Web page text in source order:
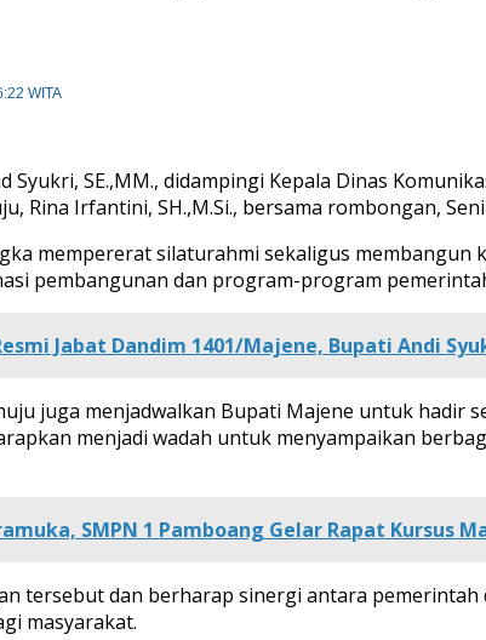
WITA
Syukri, SE.,MM., didampingi Kepala Dinas
Rina Irfantini, SH.,M.Si., bersama rombongan,
mempererat silaturahmi sekaligus membangun
pembangunan dan program-program
Jabat Dandim 1401/Majene, Bupati Andi
juga menjadwalkan Bupati Majene untuk
menjadi wadah untuk menyampaikan
SMPN 1 Pamboang Gelar Rapat Kursus
tersebut dan berharap sinergi antara
masyarakat.